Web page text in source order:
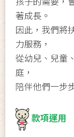
著成長。
因此，我們將
力服務，
從幼兒、兒童
庭，
陪伴他們一步
款項運用